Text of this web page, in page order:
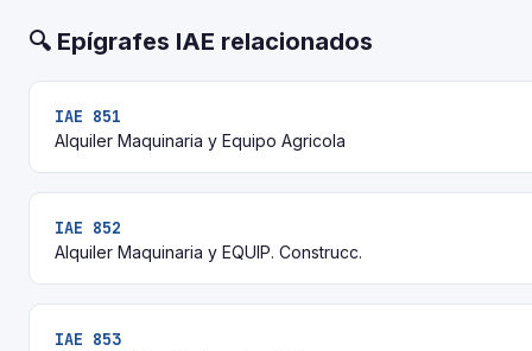
🔍 Epígrafes IAE relacionados
IAE 851
Alquiler Maquinaria y Equipo Agricola
IAE 852
Alquiler Maquinaria y EQUIP. Construcc.
IAE 853